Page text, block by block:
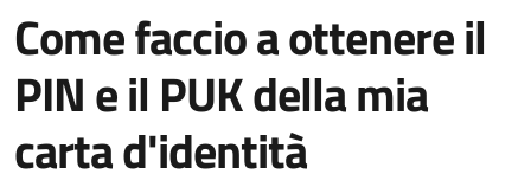
Come faccio a ottenere il
PIN e il PUK della mia
carta d'identità